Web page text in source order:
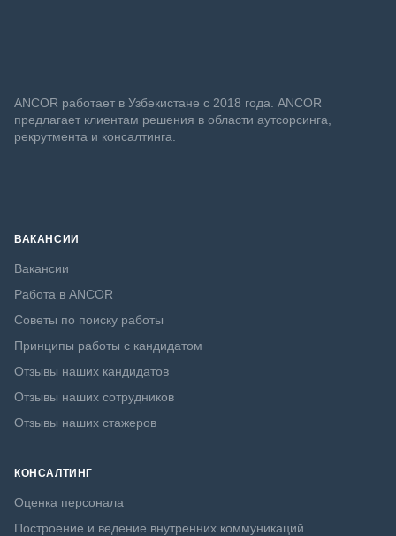
ANСOR работает в Узбекистане с 2018 года. ANCOR
предлагает клиентам решения в области аутсорсинга,
рекрутмента и консалтинга.
ВАКАНСИИ
Вакансии
Работа в ANCOR
Советы по поиску работы
Принципы работы с кандидатом
Отзывы наших кандидатов
Отзывы наших сотрудников
Отзывы наших стажеров
КОНСАЛТИНГ
Оценка персонала
Построение и ведение внутренних коммуникаций